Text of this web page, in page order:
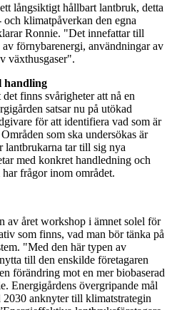
långsiktigt hållbart lantbruk, detta
klimatpåverkan den egna
Ronnie. "Det innefattar till
förnybarenergi, användningar av
växthusgaser".
handling
finns svårigheter att nå en
satsar nu på utökad
för att identifiera vad som är
som ska undersökas är
tar till sig nya
med konkret handledning och
frågor inom området.
av året workshop i ämnet solel för
som finns, vad man bör tänka på
"Med den här typen av
till den enskilde företagaren
förändring mot en mer biobaserad
Energigårdens övergripande mål
anknyter till klimatstrategin